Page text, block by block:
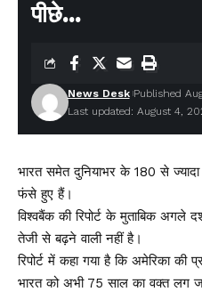
पीछे…
Last updated: August 4,
News Desk Published
भारत समेत दुनियाभर के 180 से
फंसे हुए हैं।
विश्वबैंक की रिपोर्ट के मुताबिक अगले
तेजी से बढ़ने वाली नहीं है।
रिपोर्ट में कहा गया है कि अमेरिका
भारत को अभी 75 साल का वक्त लग